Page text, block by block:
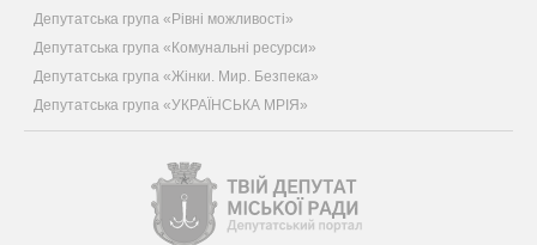
Депутатська група «Рівні можливості»
Депутатська група «Комунальні ресурси»
Депутатська група «Жінки. Мир. Безпека»
Депутатська група «УКРАЇНСЬКА МРІЯ»